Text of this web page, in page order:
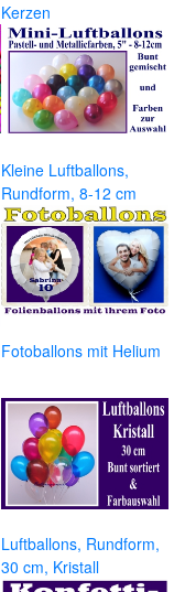
Kerzen
Kleine Luftballons,
Rundform, 8-12 cm
Fotoballons mit Helium
Luftballons, Rundform,
30 cm, Kristall